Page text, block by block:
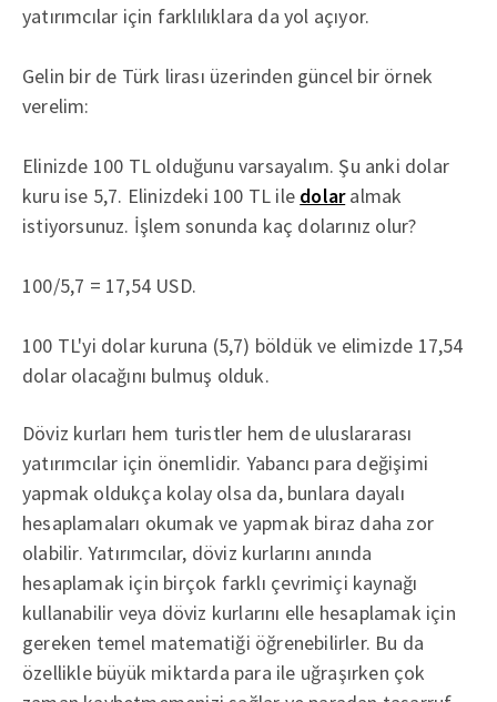
yatırımcılar için farklılıklara da yol açıyor.
Gelin bir de Türk lirası üzerinden güncel bir örnek
verelim:
Elinizde 100 TL olduğunu varsayalım. Şu anki dolar
kuru ise 5,7. Elinizdeki 100 TL ile dolaralmak
istiyorsunuz. İşlem sonunda kaç dolarınız olur?
100/5,7 = 17,54 USD.
100 TL'yi dolar kuruna (5,7) böldük ve elimizde 17,54
dolar olacağını bulmuş olduk.
Döviz kurları hem turistler hem de uluslararası
yatırımcılar için önemlidir. Yabancı para değişimi
yapmak oldukça kolay olsa da, bunlara dayalı
hesaplamaları okumak ve yapmak biraz daha zor
olabilir. Yatırımcılar, döviz kurlarını anında
hesaplamak için birçok farklı çevrimiçi kaynağı
kullanabilir veya döviz kurlarını elle hesaplamak için
gereken temel matematiği öğrenebilirler. Bu da
özellikle büyük miktarda para ile uğraşırken çok